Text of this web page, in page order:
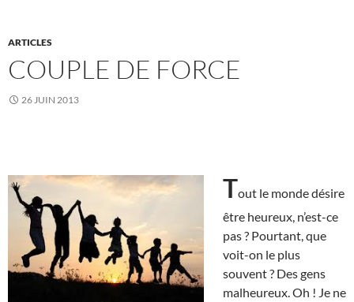
ARTICLES
COUPLE DE FORCE
26 JUIN 2013
Tout le monde désire
être heureux, n’est-ce
pas ? Pourtant, que
voit-on le plus
souvent ? Des gens
malheureux. Oh ! Je ne